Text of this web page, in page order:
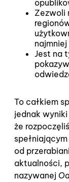
Zezwoli
Jest na
To całkiem
jednak
że
od
aktualności,
nazywanej